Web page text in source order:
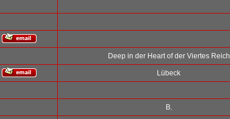
Deep in der Heart of der Viertes Reich
Lübeck
B.